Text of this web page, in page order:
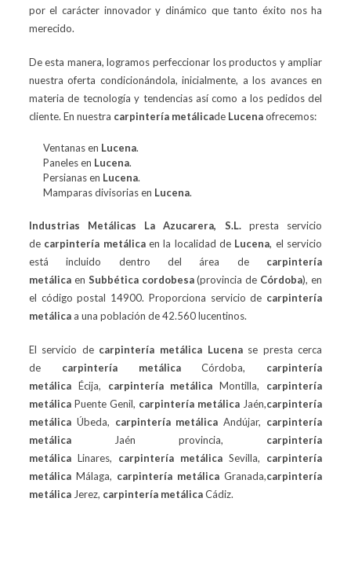
por el carácter innovador y dinámico que tanto éxito nos ha
merecido.
De esta manera, logramos perfeccionar los productos y ampliar
nuestra oferta condicionándola, inicialmente, a los avances en
materia de tecnología y tendencias así como a los pedidos del
cliente. En nuestra carpintería metálicade Lucenaofrecemos:
Ventanas en Lucena.
Paneles en Lucena.
Persianas en Lucena.
Mamparas divisorias en Lucena.
Industrias Metálicas La Azucarera, S.L. presta servicio
de carpintería metálicaen la localidad de Lucena, el servicio
está incluido dentro del área de carpintería
metálicaen Subbética cordobesa(provincia de Córdoba), en
el código postal 14900. Proporciona servicio de carpintería
metálicaa una población de 42.560 lucentinos.
El servicio de carpintería metálica Lucena se presta cerca
de carpintería metálicaCórdoba, carpintería
metálicaÉcija, carpintería metálica Montilla, carpintería
metálicaPuente Genil, carpintería metálica Jaén,carpintería
metálicaÚbeda, carpintería metálica Andújar, carpintería
metálicaJaén provincia, carpintería
metálicaLinares, carpintería metálica Sevilla, carpintería
metálicaMálaga, carpintería metálica Granada,carpintería
metálicaJerez, carpintería metálicaCádiz.